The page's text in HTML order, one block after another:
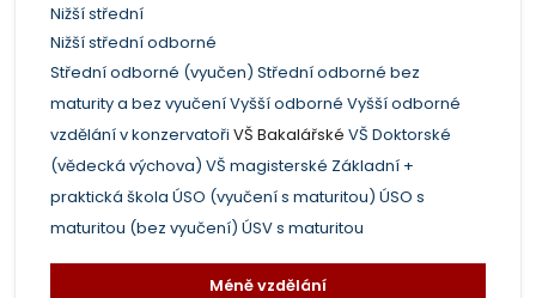
Nižší střední
Nižší střední odborné
Střední odborné (vyučen) Střední odborné bez
maturity a bez vyučeníVyšší odborné Vyšší odborné
vzdělání v konzervatoři VŠ Bakalářské VŠ Doktorské
(vědecká výchova) VŠ magisterské Základní +
praktická škola ÚSO (vyučení s maturitou) ÚSO s
maturitou (bez vyučení) ÚSV s maturitou
Méně vzdělání